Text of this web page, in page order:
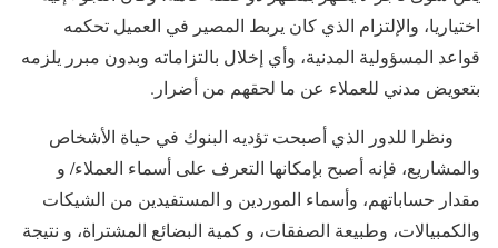
اختياريا، والإلتزام الذي كان يربط المصير في العميل تحكمه
قواعد المسؤولية المدنية، وأي إخلال بالتزاماته وبدون مبرر يلزمه
بتعويض مدني للعملاء عن ما لحقهم من أضرار.
ونظرا للدور الذي أصبحت تؤديه البنوك في حياة الأشخاص
والمشاريع، فإنه أصبح بإمكانها التعرف على أسماء العملاء/ و
مقدار حساباتهم، وأسماء الموردين و المستفيدين من الشيكات
والكمبيالات، وطبيعة الصفقات، و كمية البضائع المشتراة، و نتيجة